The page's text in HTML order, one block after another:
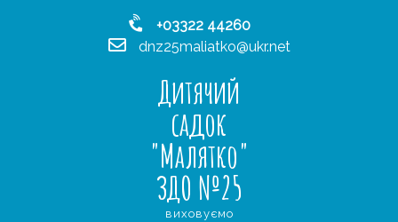
+03322 44260
dnz25maliatko@ukr.net
Дитячий
садок
"Малятко"
ЗДО №25
виховуємо